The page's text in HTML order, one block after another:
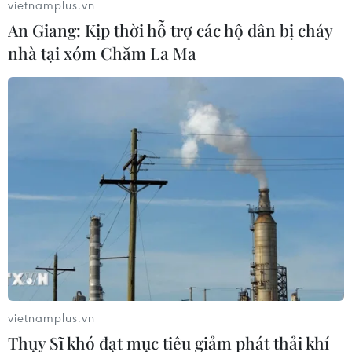
Châu Phi khẳng định vị
thế tự chủ công nghệ
trong không gian vũ trụ
Nỗ lực tìm lại thân nhân
cho cán bộ đi B
03/08/2026 09:08
vietnamplus.vn
An Giang: Kịp thời hỗ trợ các hộ dân bị cháy
nhà tại xóm Chăm La Ma
vietnamplus.vn
Thụy Sĩ khó đạt mục tiêu giảm phát thải khí